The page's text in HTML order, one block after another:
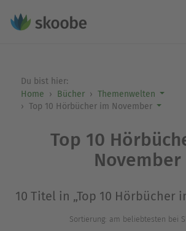
Du bist hier:
Home
Bücher
Themenwelten
Top 10 Hörbücher im November
Top 10
November
10 Titel in „Top 10 Hörbücher
Sortierung: am beliebtesten bei